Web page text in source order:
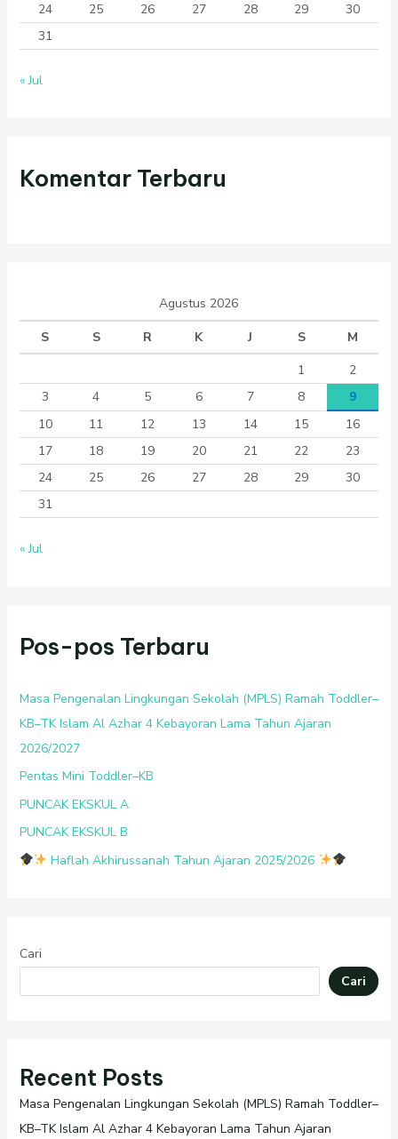
24
25 26 27 28 29
30
31
« Jul
Komentar Terbaru
Agustus 2026
S
S R K J S
M
1
2
3
4 5 6 7 8
9
10
11 12 13 14 15
16
17
18 19 20 21 22
23
24
25 26 27 28 29
30
31
« Jul
Pos-pos Terbaru
Masa Pengenalan Lingkungan Sekolah (MPLS) Ramah Toddler–
KB–TK Islam Al Azhar 4 Kebayoran Lama Tahun Ajaran
2026/2027
Pentas Mini Toddler–KB
PUNCAK EKSKUL A
PUNCAK EKSKUL B
Haflah Akhirussanah Tahun Ajaran 2025/2026
Cari
Cari
Recent Posts
Masa Pengenalan Lingkungan Sekolah (MPLS) Ramah Toddler–
KB–TK Islam Al Azhar 4 Kebayoran Lama Tahun Ajaran